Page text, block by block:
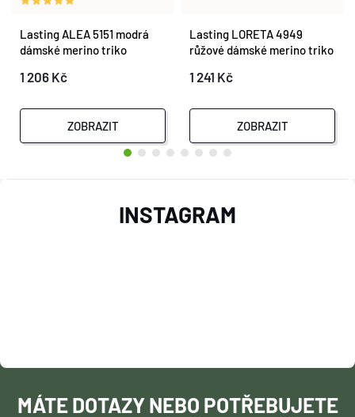
Lasting ALEA 5151 modrá
dámské merino triko
1 206 Kč
ZOBRAZIT
Lasting LORETA 4949
růžové dámské merino triko
1 241 Kč
ZOBRAZIT
T
MÁTE DOTAZY NEBO POTŘEBUJETE
INSTAGRAM